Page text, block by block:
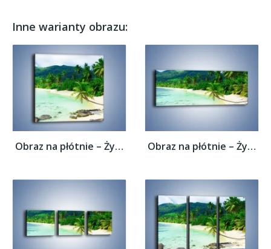
Inne warianty obrazu:
Obraz na płótnie – Życie na bezludnej... Obraz na płótnie – Życie na bezludnej...